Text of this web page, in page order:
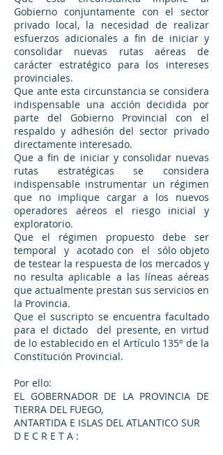
Gobierno conjuntamente con el sector
privado local, la necesidad de realizar
esfuerzos adicionales a fin de iniciar y
consolidar nuevas rutas aéreas de
carácter estratégico para los intereses
provinciales.
Que ante esta circunstancia se considera
indispensable una acción decidida por
parte del Gobierno Provincial con el
respaldo y adhesión del sector privado
directamente interesado.
Que a fin de iniciar y consolidar nuevas
rutas estratégicas se considera
indispensable instrumentar un régimen
que no implique cargar a los nuevos
operadores aéreos el riesgo inicial y
exploratorio.
Que el régimen propuesto debe ser
temporal y acotado con el sólo objeto
de testear la respuesta de los mercados y
no resulta aplicable a las líneas aéreas
que actualmente prestan sus servicios en
la Provincia.
Que el suscripto se encuentra facultado
para el dictado del presente, en virtud
de lo establecido en el Artículo 135º de la
Constitución Provincial.
Por ello:
EL GOBERNADOR DE LA PROVINCIA DE
TIERRA DEL FUEGO,
ANTARTIDA E ISLAS DEL ATLANTICO SUR
D E C R E T A :